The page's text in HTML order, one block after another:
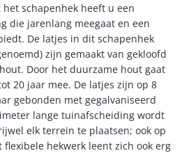
schapenhek heeft u een
die jarenlang meegaat en een
De latjes in dit schapenhek
zijn gemaakt van gekloofd
Door het duurzame hout gaat
20 jaar mee. De latjes zijn op 8
gebonden met gegalvaniseerd
lange tuinafscheiding wordt
elk terrein te plaatsen; ook op
hekwerk leent zich ook erg